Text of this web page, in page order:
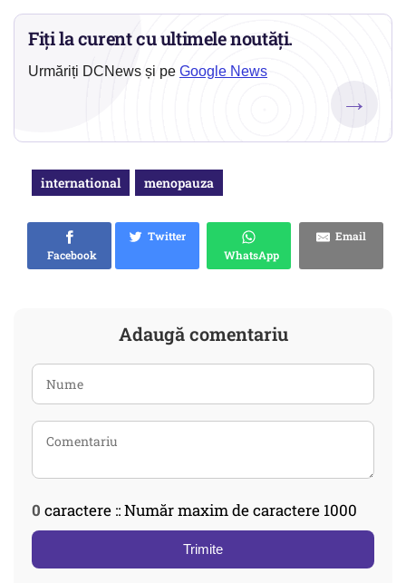
Fiți la curent cu ultimele noutăți.
Urmăriți DCNews și pe Google News
→
international menopauza
Facebook
Twitter
WhatsApp
Email
Adaugă comentariu
0 caractere :: Număr maxim de caractere 1000
Trimite